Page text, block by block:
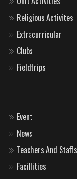
Religious Activites
Extracurricular
Clubs
Fieldtrips
Event
News
Teachers And Staffs
Facillities